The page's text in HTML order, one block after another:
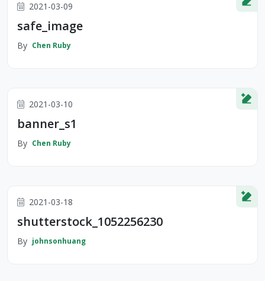
2021-03-09
safe_image
By Chen Ruby
2021-03-10
banner_s1
By Chen Ruby
2021-03-18
shutterstock_1052256230
By johnsonhuang